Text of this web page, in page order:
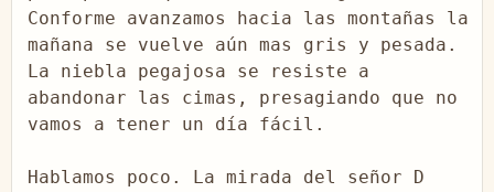
Conforme avanzamos hacia las montañas la
mañana se vuelve aún mas gris y pesada.
La niebla pegajosa se resiste a
abandonar las cimas, presagiando que no
vamos a tener un día fácil.
Hablamos poco. La mirada del señor D